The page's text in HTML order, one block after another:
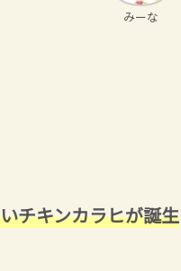
みーな
チキンカラヒが誕生